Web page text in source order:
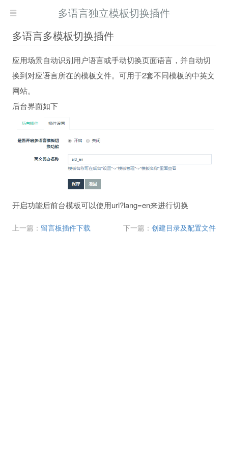
多语言独立模板切换插件
多语言多模板切换插件
应用场景自动识别用户语言或手动切换页面语言，并自动切
换到对应语言所在的模板文件。可用于2套不同模板的中英文
网站。
后台界面如下
开启功能后前台模板可以使用url?lang=en来进行切换
上一篇： 留言板插件下载 下一篇： 创建目录及配置文件